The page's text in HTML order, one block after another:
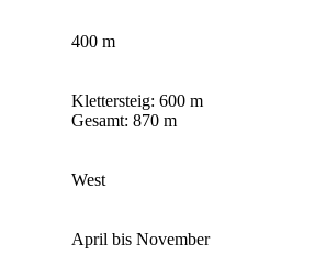
400 m
Klettersteig: 600 m
Gesamt: 870 m
West
April bis November